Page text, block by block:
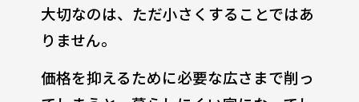
大切なのは、ただ小さくすることではあ
りません。
価格を抑えるために必要な広さまで削っ